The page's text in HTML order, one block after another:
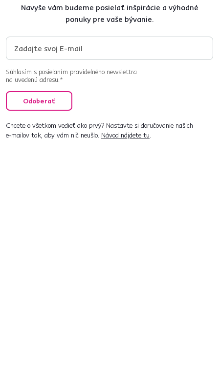
Navyše vám budeme posielať inšpirácie a výhodné
ponuky pre vaše bývanie.
Súhlasím s posielaním pravidelného newslettra
na uvedenú adresu.*
Odoberať
Chcete o všetkom vedieť ako prvý? Nastavte si doručovanie našich
e‑mailov tak, aby vám nič neušlo. Návod nájdete tu.